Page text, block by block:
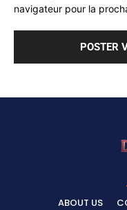
navigateur pour la
ABOUT US